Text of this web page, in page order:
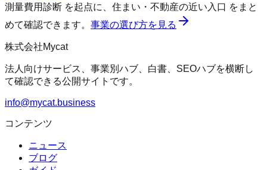
測量費用診断 を起点に、 住まい・不動産の近い入口 をまと
めて確認できます。 事業の選び方を見る
株式会社Mycat
法人向けサービス、事業別ハブ、白書、SEOハブを横断し
て確認できる公開サイトです。
info@mycat.business
コンテンツ
ニュース
ブログ